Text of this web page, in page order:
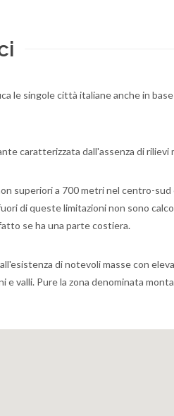
le singole città italiane anche in
caratterizzata dall'assenza di
superiori a 700 metri nel centro-
di queste limitazioni non sono
se ha una parte costiera.
di notevoli masse con
valli. Pure la zona denominata